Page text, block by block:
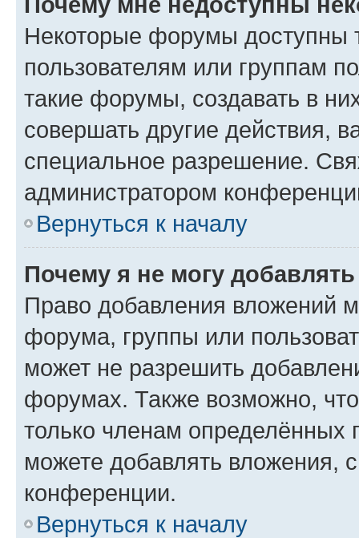
Некоторые форумы доступны
пользователям или группам
такие форумы, создавать в
совершать другие действия,
специальное разрешение.
администратором
Вернуться к началу
Почему я не могу
Право добавления вложений
форума, группы или
может не разрешить
форумах. Также возможно,
только членам определённых
можете добавлять вложения,
конференции.
Вернуться к началу